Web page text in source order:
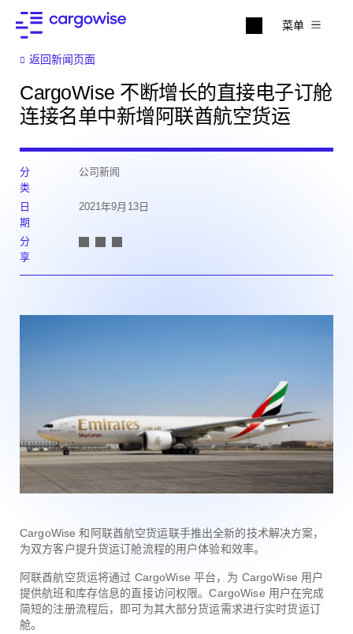
菜单
返回新闻页面
CargoWise 不断增长的直接电子订舱
连接名单中新增阿联酋航空货运
分
类
公司新闻
日
期
2021年9月13日
分
享
CargoWise 和阿联酋航空货运联手推出全新的技术解决方案，
为双方客户提升货运订舱流程的用户体验和效率。
阿联酋航空货运将通过 CargoWise 平台，为 CargoWise 用户
提供航班和库存信息的直接访问权限。CargoWise 用户在完成
简短的注册流程后，即可为其大部分货运需求进行实时货运订
舱。